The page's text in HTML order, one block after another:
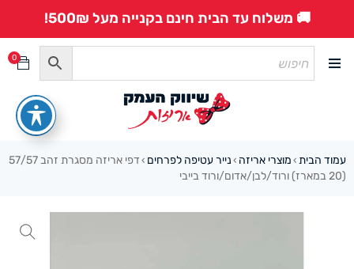
🚚 משלוח עד הבית חינם בקנייה מעל 500₪!
0
עמוד הבית › מוצרי אריזה › נייר עטיפה לפרחים ›
דפי אריזה מסגרת זהב 57/57
(20 במארז) ורוד/לבן/אדום/ורוד בייבי